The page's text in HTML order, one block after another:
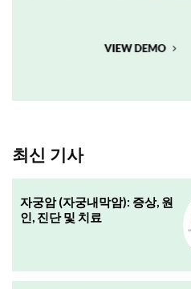
최신 기사
자궁암 (자궁내막암): 증상, 원
인, 진단 및 치료